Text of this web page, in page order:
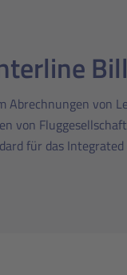
von
von
für das